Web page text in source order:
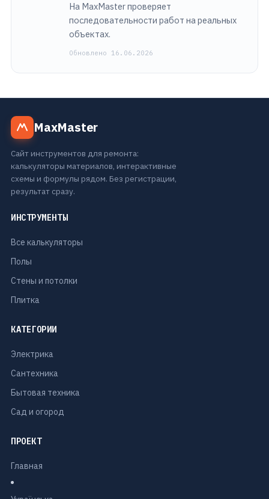
На MaxMaster проверяет
последовательности работ на реальных
объектах.
Обновлено 16.06.2026
MaxMaster
Сайт инструментов для ремонта:
калькуляторы материалов, интерактивные
схемы и формулы рядом. Без регистрации,
результат сразу.
ИНСТРУМЕНТЫ
Все калькуляторы
Полы
Стены и потолки
Плитка
КАТЕГОРИИ
Электрика
Сантехника
Бытовая техника
Сад и огород
ПРОЕКТ
Главная